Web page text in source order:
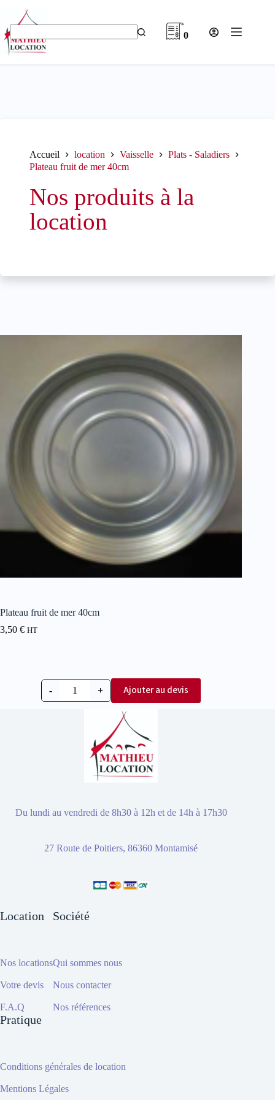
contenu
Aucun
résultat
0
Accueil location Vaisselle
Plats - Saladiers
Plateau fruit de mer 40cm
Nos produits à la
location
Plateau fruit de mer 40cm
3,50 € HT
- + Ajouter au devis
Du lundi au vendredi de 8h30 à 12h et de 14h à 17h30
27 Route de Poitiers, 86360 Montamisé
Location
Nos locations
Votre devis
F.A.Q
Société
Qui sommes nous
Nous contacter
Nos références
Pratique
Conditions générales de location
Mentions Légales